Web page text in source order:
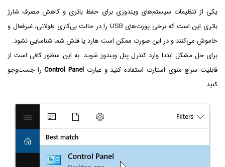
یکی از تنظیمات سیستم‌های ویندوزی برای حفظ باتری و کاهش مصرف شارژ
باتری این است که برخی پورت‌های USB را در حالت بی‌کاری طولانی، غیرفعال و
خاموش می‌کنند و در این صورت ممکن است هارد یا فلش شما شناسایی نشود.
برای حل مشکل ابتدا وارد کنترل پنل ویندوز شوید. به این منظور کافی است از
قابلیت سرچ منوی استارت استفاده کنید و عبارت Control Panel‌را جست‌وجو
کنید.